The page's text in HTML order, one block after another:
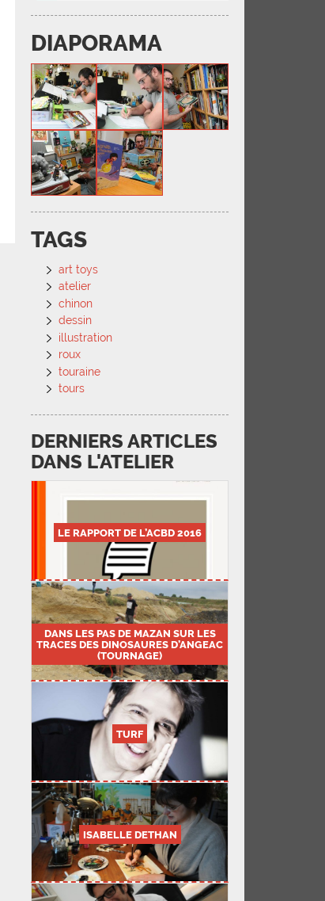
DIAPORAMA
TAGS
art toys
atelier
chinon
dessin
illustration
roux
touraine
tours
DERNIERS ARTICLES
DANS L'ATELIER
LE RAPPORT DE L’ACBD 2016
DANS LES PAS DE MAZAN SUR LES
TRACES DES DINOSAURES D’ANGEAC
(TOURNAGE)
TURF
ISABELLE DETHAN